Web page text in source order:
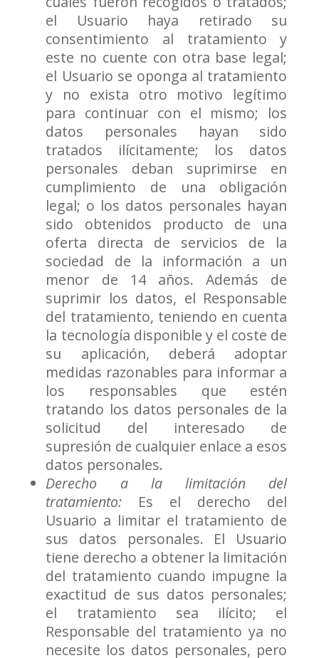
el Usuario haya retirado su
consentimiento al tratamiento y
este no cuente con otra base legal;
el Usuario se oponga al tratamiento
y no exista otro motivo legítimo
para continuar con el mismo; los
datos personales hayan sido
tratados ilícitamente; los datos
personales deban suprimirse en
cumplimiento de una obligación
legal; o los datos personales hayan
sido obtenidos producto de una
oferta directa de servicios de la
sociedad de la información a un
menor de 14 años. Además de
suprimir los datos, el Responsable
del tratamiento, teniendo en cuenta
la tecnología disponible y el coste de
su aplicación, deberá adoptar
medidas razonables para informar a
los responsables que estén
tratando los datos personales de la
solicitud del interesado de
supresión de cualquier enlace a esos
datos personales.
Derecho a la limitación del
tratamiento: Es el derecho del
Usuario a limitar el tratamiento de
sus datos personales. El Usuario
tiene derecho a obtener la limitación
del tratamiento cuando impugne la
exactitud de sus datos personales;
el tratamiento sea ilícito; el
Responsable del tratamiento ya no
necesite los datos personales, pero